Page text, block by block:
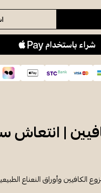
|
وأوراق النعناع